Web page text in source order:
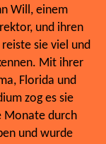
Will, einem
und ihren
sie viel und
Mit ihrer
Florida und
zog es sie
Monate durch
und wurde